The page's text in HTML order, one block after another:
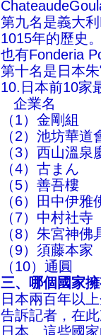
第九名是義大
1015年的歷史
也有Fonderia
第十名是日本
10.日本前10家
企業名
（1）金剛
（2）池坊
（3）西山溫
（4）古ま
（5）善吾
（6）田中伊
（7）中村
（8）朱宮神
（9）須藤
（10）通圓
三、哪個國家
日本兩百年以
告訴記者，在
日本。這些國